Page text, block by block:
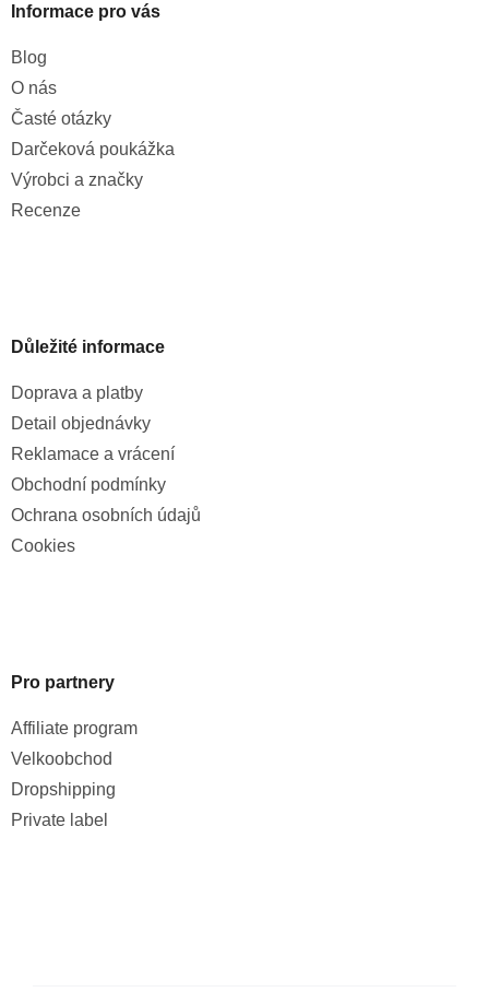
Informace pro vás
Blog
O nás
Časté otázky
Darčeková poukážka
Výrobci a značky
Recenze
Důležité informace
Doprava a platby
Detail objednávky
Reklamace a vrácení
Obchodní podmínky
Ochrana osobních údajů
Cookies
Pro partnery
Affiliate program
Velkoobchod
Dropshipping
Private label